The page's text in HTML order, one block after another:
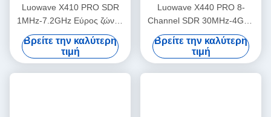
Luowave X410 PRO SDR
1MHz-7.2GHz Εύρος ζώνης
400MHz 4 Κανάλια
Βρείτε την καλύτερη
τιμή
Luowave X440 PRO 8-
Channel SDR 30MHz-4GHz
1,6GHz εύρος ζώνης
Βρείτε την καλύτερη
τιμή